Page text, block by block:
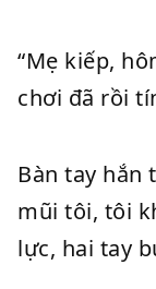
“Mẹ kiếp,
chơi đã rồi
Bàn tay hắn
mũi tôi, tôi
lực, hai tay